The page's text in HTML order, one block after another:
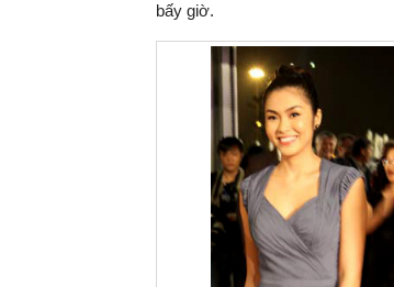
bấy giờ.